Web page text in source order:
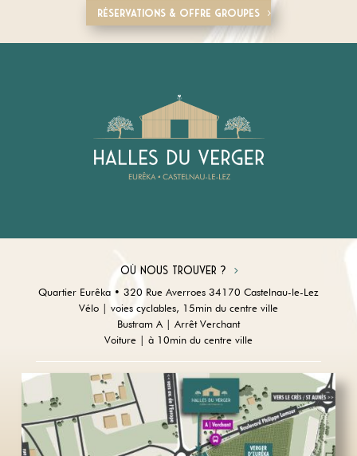
Réservations & offre groupes
Où nous trouver ?
Quartier Eurêka • 320 Rue Averroes 34170 Castelnau-le-Lez
Vélo | voies cyclables, 15min du centre ville
Bustram A | Arrêt Verchant
Voiture | à 10min du centre ville